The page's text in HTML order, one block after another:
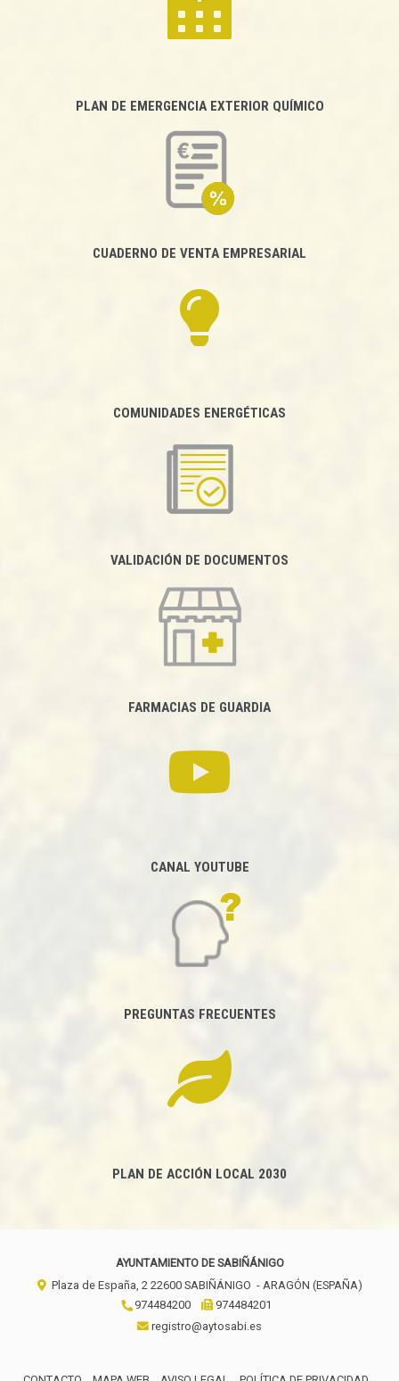
PLAN DE EMERGENCIA EXTERIOR QUÍMICO
CUADERNO DE VENTA EMPRESARIAL
COMUNIDADES ENERGÉTICAS
VALIDACIÓN DE DOCUMENTOS
FARMACIAS DE GUARDIA
CANAL YOUTUBE
PREGUNTAS FRECUENTES
PLAN DE ACCIÓN LOCAL 2030
AYUNTAMIENTO DE SABIÑÁNIGO
Plaza de España, 2 22600 SABIÑÁNIGO - ARAGÓN (ESPAÑA)
974484200
974484201
registro@aytosabi.es